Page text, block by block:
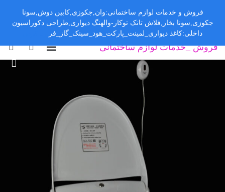
فروش _خدمات لوازم ساختمانی
فروش و خدمات لوازم ساختمانی:وان,جکوزی,کابین دوش,سونا
جکوزی,سونا بخار,فلاش تانک توکار-والهنگ دیواری,طراحی دکوراسیون
داخلی:کاغذ دیواری_لمینت_پارکت_هود_سینک_گاز_فر